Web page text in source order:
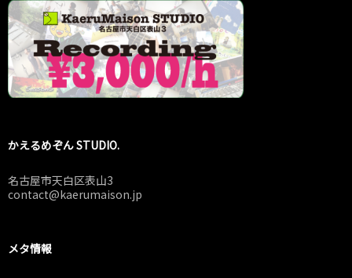
かえるめぞん STUDIO.
名古屋市天白区表山3
contact@kaerumaison.jp
メタ情報